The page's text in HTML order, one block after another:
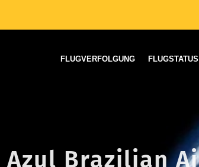
FLUGVERFOLGUNG FLUGSTATUS
Azul Brazilian